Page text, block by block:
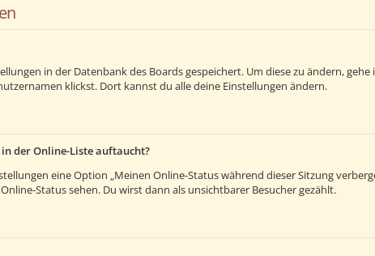
in der Datenbank des Boards gespeichert. Um diese zu ändern,
klickst. Dort kannst du alle deine Einstellungen ändern.
der Online-Liste auftaucht?
eine Option „Meinen Online-Status während dieser Sitzung
Status sehen. Du wirst dann als unsichtbarer Besucher gezählt.